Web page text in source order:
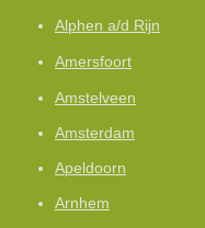
Alphen a/d Rijn
Amersfoort
Amstelveen
Amsterdam
Apeldoorn
Arnhem